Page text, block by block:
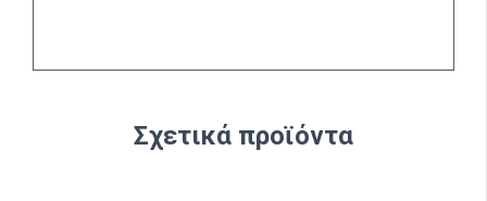
Σχετικά προϊόντα